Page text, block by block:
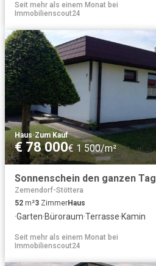
Seit mehr als einem Monat bei
Immobilienscout24
Haus·Zum Kauf
€ 78 000€ 1 500/m²
Sonnenschein den ganzen Tag
Zemendorf-Stöttera
52 m²3 ZimmerHaus
·Garten·Büroraum·Terrasse·Kamin
Seit mehr als einem Monat bei
Immobilienscout24